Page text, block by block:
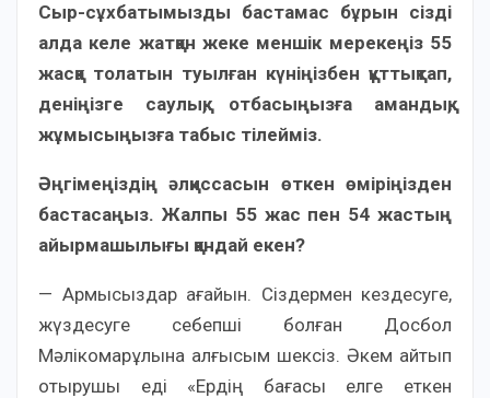
Сыр-сұхбатымызды бастамас бұрын сізді
алда келе жатқан жеке меншік мерекеңіз 55
жасқа толатын туылған күніңізбен құттықтап,
деніңізге саулық, отбасыңызға амандық,
жұмысыңызға табыс тілейміз.
Әңгімеңіздің әлқиссасын өткен өміріңізден
бастасаңыз. Жалпы 55 жас пен 54 жастың
айырмашылығы қандай екен?
— Армысыздар ағайын. Сіздермен кездесуге,
жүздесуге себепші болған Досбол
Мәлікомарұлына алғысым шексіз. Әкем айтып
отырушы еді «Ердің бағасы елге еткен